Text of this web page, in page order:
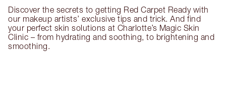
Discover the secrets to getting Red Carpet Ready with
our makeup artists’ exclusive tips and trick. And find
your perfect skin solutions at Charlotte’s Magic Skin
Clinic – from hydrating and soothing, to brightening and
smoothing.